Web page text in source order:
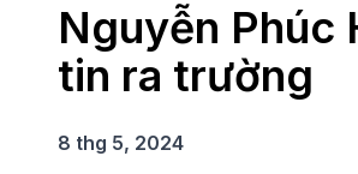
Nguyễn Phúc
tin ra trường
8 thg 5, 2024